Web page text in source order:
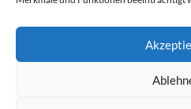
© 2026 markus tigges |